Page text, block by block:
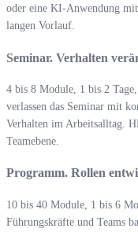
oder eine KI-Anwendung
langen Vorlauf.
Seminar. Verhalten
4 bis 8 Module, 1 bis 2
verlassen das Seminar mit
Verhalten im Arbeitsalltag.
Teamebene.
Programm. Rollen
10 bis 40 Module, 1 bis 6
Führungskräfte und Teams